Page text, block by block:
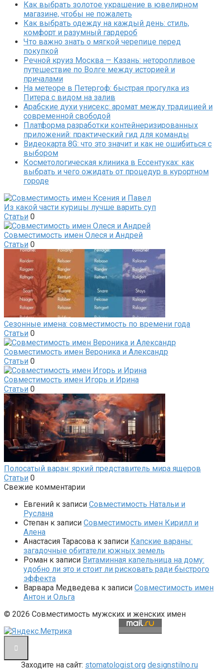
Как выбрать золотое украшение в ювелирном
магазине, чтобы не пожалеть
Как выбрать одежду на каждый день: стиль,
комфорт и разумный гардероб
Что важно знать о мягкой черепице перед
покупкой
Речной круиз Москва — Казань: неторопливое
путешествие по Волге между историей и
причалами
На метеоре в Петергоф: быстрая прогулка из
Питера с видом на залив
Арабские духи унисекс: аромат между традицией и
современной свободой
Платформа разработки контейнеризированных
приложений: практический гид для команды
Видеокарта 8G: что это значит и как не ошибиться с
выбором
Косметологическая клиника в Ессентуках: как
выбрать и чего ожидать от процедур в курортном
городе
Из какой части курицы лучше варить суп
Статьи 0
Совместимость имен Олеся и Андрей
Статьи 0
Сезонные имена: совместимость по времени года
Статьи 0
Совместимость имен Вероника и Александр
Статьи 0
Совместимость имен Игорь и Ирина
Статьи 0
Полосатый варан: яркий представитель мира ящеров
Статьи 0
Свежие комментарии
Евгений к записи Совместимость Натальи и
Руслана
Степан к записи Совместимость имен Кирилл и
Алена
Анастасия Тарасова к записи Капские вараны:
загадочные обитатели южных земель
Роман к записи Витаминная капельница на дому:
удобно ли это и стоит ли рисковать ради быстрого
эффекта
Варвара Медведева к записи Совместимость имен
Антон и Ольга
© 2026 Совместимость мужских и женских имен
Заходите на сайт: stomatologist.org designstilno.ru